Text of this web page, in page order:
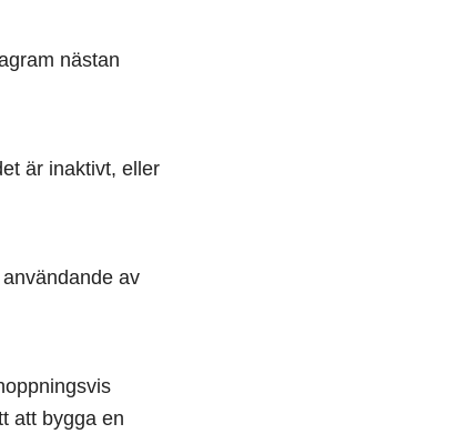
nästan
är inaktivt, eller
av
att bygga en